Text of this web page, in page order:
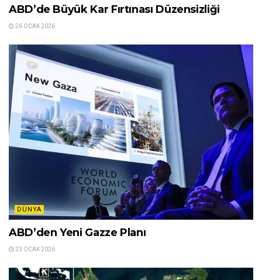
ABD’de Büyük Kar Fırtınası Düzensizliği
26 OCAK 2026
DÜNYA
ABD’den Yeni Gazze Planı
23 OCAK 2026